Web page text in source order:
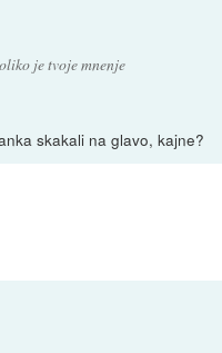
je tvoje mnenje
skakali na glavo, kajne?